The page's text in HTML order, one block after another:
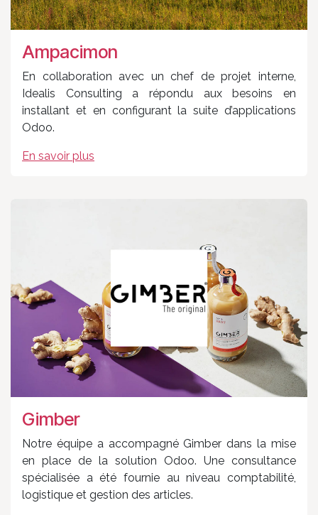
Ampacimon
En collaboration avec un chef de projet interne,
Idealis Consulting a répondu aux besoins en
installant et en configurant la suite d’applications
Odoo.
En savoir plus
Gimber
Notre équipe a accompagné Gimber dans la mise
en place de la solution Odoo. Une consultance
spécialisée a été fournie au niveau comptabilité,
logistique et gestion des articles.